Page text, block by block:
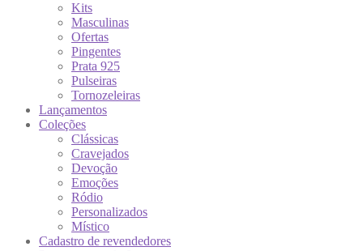
Kits
Masculinas
Ofertas
Pingentes
Prata 925
Pulseiras
Tornozeleiras
Lançamentos
Coleções
Clássicas
Cravejados
Devoção
Emoções
Ródio
Personalizados
Místico
Cadastro de revendedores